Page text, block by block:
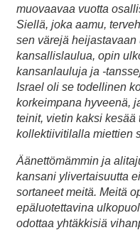
muovaavaa vuotta
Siellä, joka aamu,
sen värejä
kansallislaulua, opin
kansanlauluja ja -
Israel oli se todellinen
korkeimpana hyveenä,
teinit, vietin kaksi
kollektiivitilalla miettien
Äänettömämmin ja
kansani ylivertaisuutta
sortaneet meitä. Meitä
epäluotettavina
odottaa yhtäkkisiä